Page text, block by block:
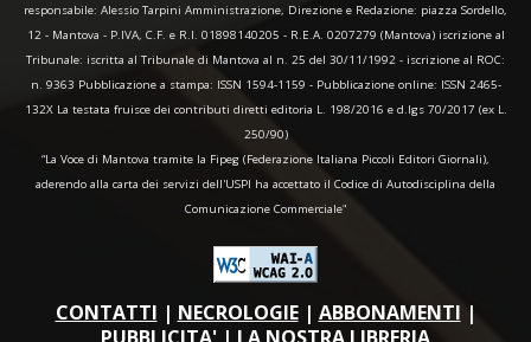
responsabile: Alessio Tarpini Amministrazione, Direzione e Redazione: piazza Sordello,
12 - Mantova - P.IVA, C.F. e R.I. 01898140205 - R.E.A. 0207279 (Mantova) iscrizione al
Tribunale: iscritta al Tribunale di Mantova al n. 25 del 30/11/1992 - iscrizione al ROC:
n. 9363 Pubblicazione a stampa: ISSN 1594-1159 - Pubblicazione online: ISSN 2465-
132X La testata fruisce dei contributi diretti editoria L. 198/2016 e d.lgs 70/2017 (ex L.
250/90)
“La Voce di Mantova tramite la Fipeg (Federazione Italiana Piccoli Editori Giornali),
aderendo alla carta dei servizi dell'USPI ha accettato il Codice di Autodisciplina della
Comunicazione Commerciale"
CONTATTI | NECROLOGIE| ABBONAMENTI |
PUBBLICITA' | LA NOSTRA LIBRERIA